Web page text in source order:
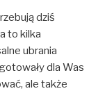
dziś
to kilka
ubrania
dla Was
ale także